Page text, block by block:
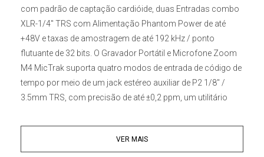
com padrão de captação cardióide, duas Entradas combo
XLR-1/4" TRS com Alimentação Phantom Power de até
+48V e taxas de amostragem de até 192 kHz / ponto
flutuante de 32 bits. O Gravador Portátil e Microfone Zoom
M4 MicTrak suporta quatro modos de entrada de código de
tempo por meio de um jack estéreo auxiliar de P2 1/8" /
3.5mm TRS, com precisão de até ±0,2 ppm, um utilitário
que precise combinar áudio com vídeo com alta precisão.
VER MAIS